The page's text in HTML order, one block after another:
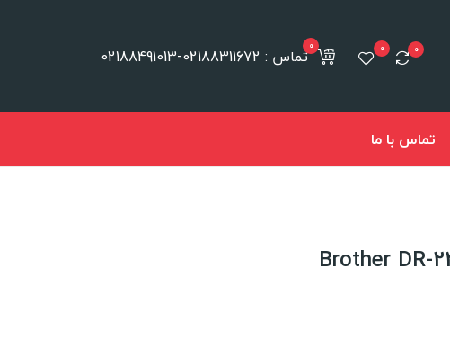
0
0 تماس : 02188311672-021884910130
تماس با ما